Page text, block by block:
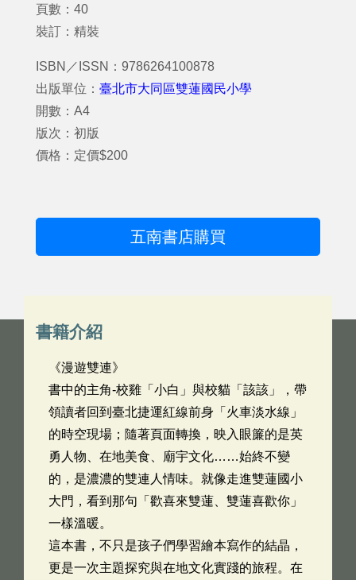
頁數：40
裝訂：精裝
ISBN／ISSN：9786264100878
出版單位： 臺北市大同區雙蓮國民小學
開數：A4
版次：初版
價格：定價$200
五南書店購買
書籍介紹
《漫遊雙連》
書中的主角-校雞「小白」與校貓「該該」，帶
領讀者回到臺北捷運紅線前身「火車淡水線」
的時空現場；隨著頁面轉換，映入眼簾的是英
勇人物、在地美食、廟宇文化……始終不變
的，是濃濃的雙連人情味。就像走進雙蓮國小
大門，看到那句「歡喜來雙蓮、雙蓮喜歡你」
一樣溫暖。
這本書，不只是孩子們學習繪本寫作的結晶，
更是一次主題探究與在地文化實踐的旅程。在